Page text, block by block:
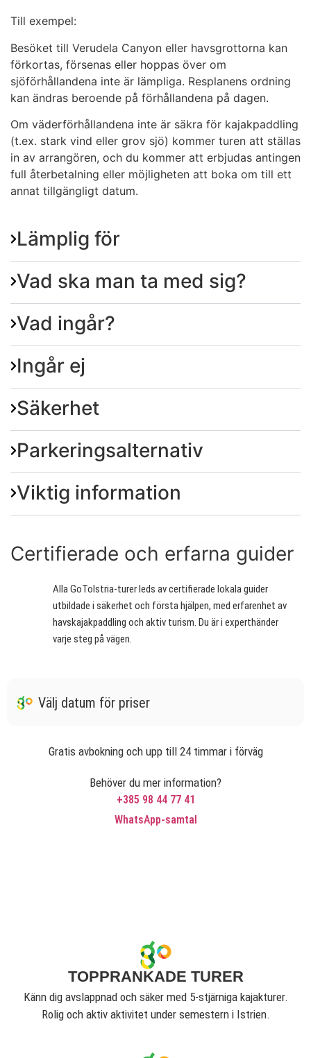
Till exempel:
Besöket till Verudela Canyon eller havsgrottorna kan
förkortas, försenas eller hoppas över om
sjöförhållandena inte är lämpliga. Resplanens ordning
kan ändras beroende på förhållandena på dagen.
Om väderförhållandena inte är säkra för kajakpaddling
(t.ex. stark vind eller grov sjö) kommer turen att ställas
in av arrangören, och du kommer att erbjudas antingen
full återbetalning eller möjligheten att boka om till ett
annat tillgängligt datum.
Lämplig för
Vad ska man ta med sig?
Vad ingår?
Ingår ej
Säkerhet
Parkeringsalternativ
Viktig information
Certifierade och erfarna guider
Alla GoToIstria-turer leds av certifierade lokala guider
utbildade i säkerhet och första hjälpen, med erfarenhet av
havskajakpaddling och aktiv turism. Du är i experthänder
varje steg på vägen.
Välj datum för priser
Gratis avbokning och upp till 24 timmar i förväg
Behöver du mer information?
+385 98 44 77 41
WhatsApp-samtal
TOPPRANKADE TURER
Känn dig avslappnad och säker med 5-stjärniga kajakturer.
Rolig och aktiv aktivitet under semestern i Istrien.